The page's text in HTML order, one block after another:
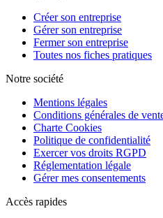
Créer son entreprise
Gérer son entreprise
Fermer son entreprise
Toutes nos fiches pratiques
Notre société
Mentions légales
Conditions générales de
Charte Cookies
Politique de confidentialité
Exercer vos droits RGPD
Réglementation légale
Gérer mes consentements
Accès rapides